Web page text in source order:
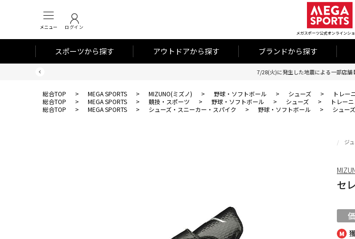
メニュー ログイン
メガスポーツ公式オンラインシ
スポーツから探す アウトドアから探す ブランドから探す
7/28(火)に発生した地震による一部店舗
総合TOP > MEGA SPORTS > MIZUNO(ミズノ) > 野球・ソフトボール > シューズ > トレー
総合TOP
> MEGA SPORTS > 競技・スポーツ > 野球・ソフトボール > シューズ > トレー
総合TOP
> MEGA SPORTS > シューズ・スニーカー・スパイク > 野球・ソフトボール > シューズ
ジ
セ